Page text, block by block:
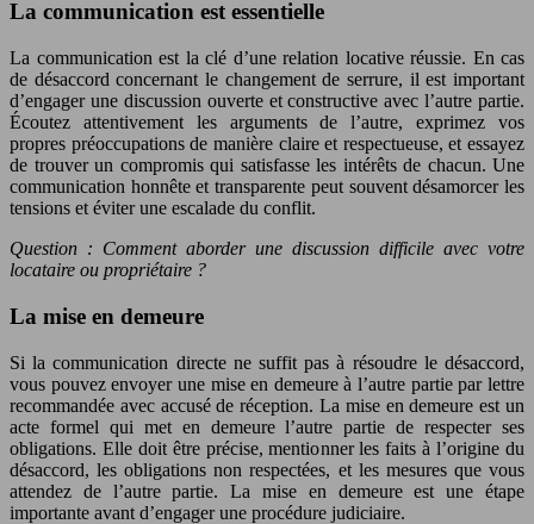
La communication est essentielle
La communication est la clé d’une relation locative réussie. En cas
de désaccord concernant le changement de serrure, il est important
d’engager une discussion ouverte et constructive avec l’autre partie.
Écoutez attentivement les arguments de l’autre, exprimez vos
propres préoccupations de manière claire et respectueuse, et essayez
de trouver un compromis qui satisfasse les intérêts de chacun. Une
communication honnête et transparente peut souvent désamorcer les
tensions et éviter une escalade du conflit.
Question : Comment aborder une discussion difficile avec votre
locataire ou propriétaire ?
La mise en demeure
Si la communication directe ne suffit pas à résoudre le désaccord,
vous pouvez envoyer une mise en demeure à l’autre partie par lettre
recommandée avec accusé de réception. La mise en demeure est un
acte formel qui met en demeure l’autre partie de respecter ses
obligations. Elle doit être précise, mentionner les faits à l’origine du
désaccord, les obligations non respectées, et les mesures que vous
attendez de l’autre partie. La mise en demeure est une étape
importante avant d’engager une procédure judiciaire.